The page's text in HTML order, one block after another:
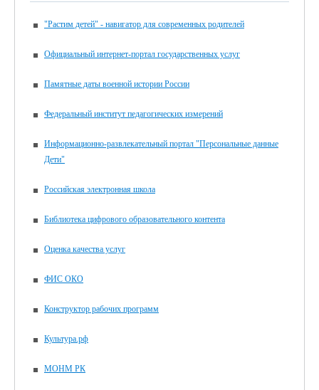
"Растим детей" - навигатор для современных родителей
Официальный интернет-портал государственных услуг
Памятные даты военной истории России
Федеральный институт педагогических измерений
Информационно-развлекательный портал "Персональные данные
Дети"
Российская электронная школа
Библиотека цифрового образовательного контента
Оценка качества услуг
ФИС ОКО
Конструктор рабочих программ
Культура.рф
МОНМ РК